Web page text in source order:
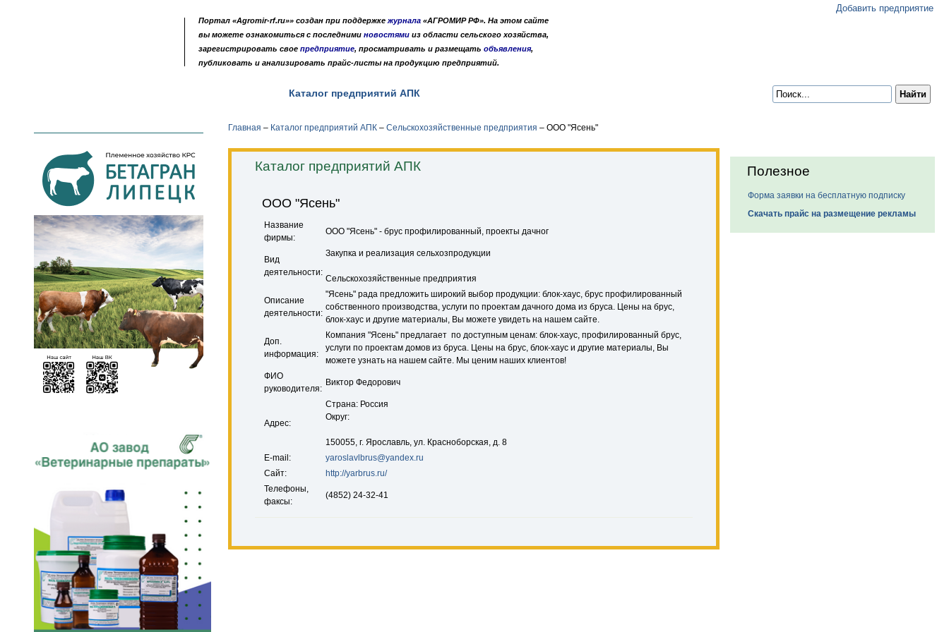
Добавить предприятие
Портал «Agromir-rf.ru»» создан при поддержке журнала «АГРОМИР РФ». На этом сайте
вы можете ознакомиться с последними новостями из области сельского хозяйства,
зарегистрировать свое предприятие, просматривать и размещать объявления,
публиковать и анализировать прайс-листы на продукцию предприятий.
Каталог предприятий АПК
Главная – Каталог предприятий АПК – Сельскохозяйственные предприятия – ООО "Ясень"
Каталог предприятий АПК
ООО "Ясень"
Название
фирмы:
ООО "Ясень" - брус профилированный, проекты дачног
Вид
деятельности:
Закупка и реализация сельхозпродукции
Сельскохозяйственные предприятия
Описание
деятельности:
"Ясень" рада предложить широкий выбор продукции: блок-хаус, брус профилированный
собственного производства, услуги по проектам дачного дома из бруса. Цены на брус,
блок-хаус и другие материалы, Вы можете увидеть на нашем сайте.
Доп.
информация:
Компания "Ясень" предлагает по доступным ценам: блок-хаус, профилированный брус,
услуги по проектам домов из бруса. Цены на брус, блок-хаус и другие материалы, Вы
можете узнать на нашем сайте. Мы ценим наших клиентов!
ФИО
руководителя:
Виктор Федорович
Адрес:
Страна: Россия
Округ:
150055, г. Ярославль, ул. Красноборская, д. 8
E-mail:
yaroslavlbrus@yandex.ru
Сайт:
http://yarbrus.ru/
Телефоны,
факсы:
(4852) 24-32-41
Полезное
Форма заявки на бесплатную подписку
Скачать прайс на размещение рекламы